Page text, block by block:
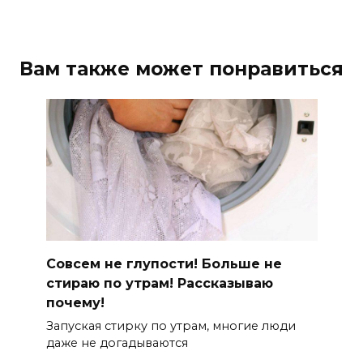
Вам также может понравиться
Совсем не глупости! Больше не
стираю по утрам! Рассказываю
почему!
Запуская стирку по утрам, многие люди
даже не догадываются